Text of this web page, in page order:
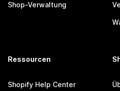
Shop-Verwaltung
Ressourcen
Shopify Help Center